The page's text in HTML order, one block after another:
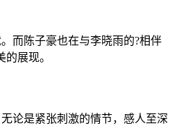
而陈子豪也在与李晓雨的?相伴
展现。
论是紧张刺激的情节，感人至深